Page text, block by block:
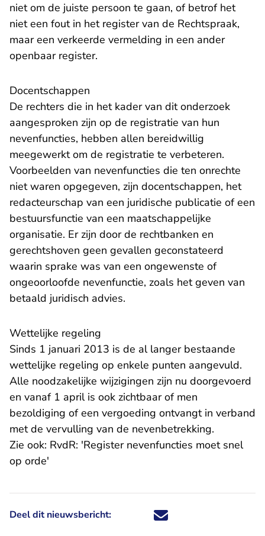
niet om de juiste persoon te gaan, of betrof het
niet een fout in het register van de Rechtspraak,
maar een verkeerde vermelding in een ander
openbaar register.
Docentschappen
De rechters die in het kader van dit onderzoek
aangesproken zijn op de registratie van hun
nevenfuncties, hebben allen bereidwillig
meegewerkt om de registratie te verbeteren.
Voorbeelden van nevenfuncties die ten onrechte
niet waren opgegeven, zijn docentschappen, het
redacteurschap van een juridische publicatie of een
bestuursfunctie van een maatschappelijke
organisatie. Er zijn door de rechtbanken en
gerechtshoven geen gevallen geconstateerd
waarin sprake was van een ongewenste of
ongeoorloofde nevenfunctie, zoals het geven van
betaald juridisch advies.
Wettelijke regeling
Sinds 1 januari 2013 is de al langer bestaande
wettelijke regeling op enkele punten aangevuld.
Alle noodzakelijke wijzigingen zijn nu doorgevoerd
en vanaf 1 april is ook zichtbaar of men
bezoldiging of een vergoeding ontvangt in verband
met de vervulling van de nevenbetrekking.
Zie ook: RvdR: 'Register nevenfuncties moet snel
op orde'
Deel dit nieuwsbericht: Deel dit nieuwsbericht via X -
Deel dit nieuwsbericht via
Deel dit nieuwsbericht
Deel dit